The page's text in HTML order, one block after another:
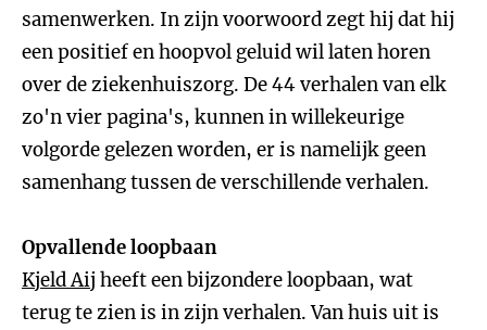
samenwerken. In zijn voorwoord zegt hij dat hij
een positief en hoopvol geluid wil laten horen
over de ziekenhuiszorg. De 44 verhalen van elk
zo'n vier pagina's, kunnen in willekeurige
volgorde gelezen worden, er is namelijk geen
samenhang tussen de verschillende verhalen.
Opvallende loopbaan
Kjeld Aij heeft een bijzondere loopbaan, wat
terug te zien is in zijn verhalen. Van huis uit is